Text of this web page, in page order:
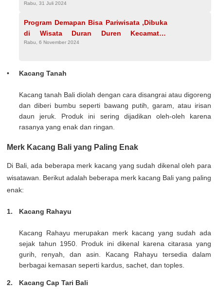
Rabu, 31 Juli 2024
Program Demapan Bisa Pariwisata ,Dibuka
di Wisata Duran Duren Kecamatan
Wonosalam Kabupaten Jombang
Rabu, 6 November 2024
Kacang Tanah
Kacang tanah Bali diolah dengan cara disangrai atau digoreng
dan diberi bumbu seperti bawang putih, garam, atau irisan
daun jeruk. Produk ini sering dijadikan oleh-oleh karena
rasanya yang enak dan ringan.
Merk Kacang Bali yang Paling Enak
Di Bali, ada beberapa merk kacang yang sudah dikenal oleh para
wisatawan. Berikut adalah beberapa merk kacang Bali yang paling
enak:
Kacang Rahayu
Kacang Rahayu merupakan merk kacang yang sudah ada
sejak tahun 1950. Produk ini dikenal karena citarasa yang
gurih, renyah, dan asin. Kacang Rahayu tersedia dalam
berbagai kemasan seperti kardus, sachet, dan toples.
Kacang Cap Tari Bali